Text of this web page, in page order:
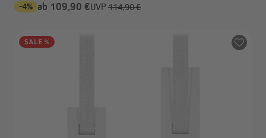
-4% ab 109,90 €UVP 114,90 €